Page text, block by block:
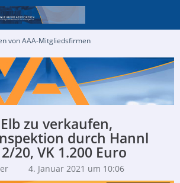
von AAA-Mitgliedsfirmen
zu verkaufen,
durch Hannl
20, VK 1.200 Euro
4. Januar 2021 um 10:06